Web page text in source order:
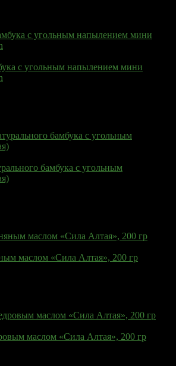
с угольным напылением мини
бамбука с угольным
маслом «Сила Алтая», 200 гр
маслом «Сила Алтая», 200 гр